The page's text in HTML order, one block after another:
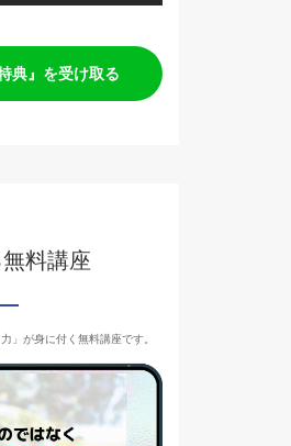
典』を受け取る
料講座
」が身に付く無料講座です。